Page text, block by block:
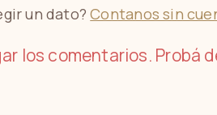
un dato?Contanos sin
los comentarios. Probá